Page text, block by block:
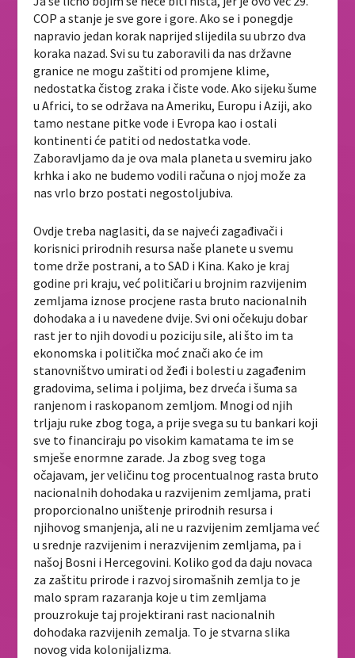
COP a stanje je sve gore i gore. Ako se i ponegdje
napravio jedan korak naprijed slijedila su ubrzo dva
koraka nazad. Svi su tu zaboravili da nas državne
granice ne mogu zaštiti od promjene klime,
nedostatka čistog zraka i čiste vode. Ako sijeku šume
u Africi, to se održava na Ameriku, Europu i Aziji, ako
tamo nestane pitke vode i Evropa kao i ostali
kontinenti će patiti od nedostatka vode.
Zaboravljamo da je ova mala planeta u svemiru jako
krhka i ako ne budemo vodili računa o njoj može za
nas vrlo brzo postati negostoljubiva.
Ovdje treba naglasiti, da se najveći zagađivači i
korisnici prirodnih resursa naše planete u svemu
tome drže postrani, a to SAD i Kina. Kako je kraj
godine pri kraju, već političari u brojnim razvijenim
zemljama iznose procjene rasta bruto nacionalnih
dohodaka a i u navedene dvije. Svi oni očekuju dobar
rast jer to njih dovodi u poziciju sile, ali što im ta
ekonomska i politička moć znači ako će im
stanovništvo umirati od žeđi i bolesti u zagađenim
gradovima, selima i poljima, bez drveća i šuma sa
ranjenom i raskopanom zemljom. Mnogi od njih
trljaju ruke zbog toga, a prije svega su tu bankari koji
sve to financiraju po visokim kamatama te im se
smješe enormne zarade. Ja zbog sveg toga
očajavam, jer veličinu tog procentualnog rasta bruto
nacionalnih dohodaka u razvijenim zemljama, prati
proporcionalno uništenje prirodnih resursa i
njihovog smanjenja, ali ne u razvijenim zemljama već
u srednje razvijenim i nerazvijenim zemljama, pa i
našoj Bosni i Hercegovini. Koliko god da daju novaca
za zaštitu prirode i razvoj siromašnih zemlja to je
malo spram razaranja koje u tim zemljama
prouzrokuje taj projektirani rast nacionalnih
dohodaka razvijenih zemalja. To je stvarna slika
novog vida kolonijalizma.